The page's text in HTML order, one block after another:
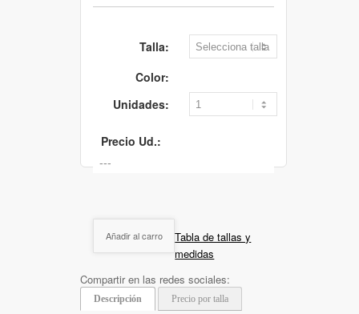
Talla:
Color:
Unidades:
Precio Ud.:
Añadir al carro
Tabla de tallas y
medidas
Compartir en las redes sociales:
Descripción Precio por talla